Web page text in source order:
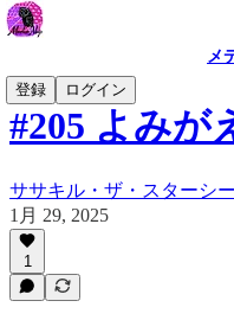
メ
登録
ログイン
#205 よみが
ササキル・ザ・スターシ
1月 29, 2025
1